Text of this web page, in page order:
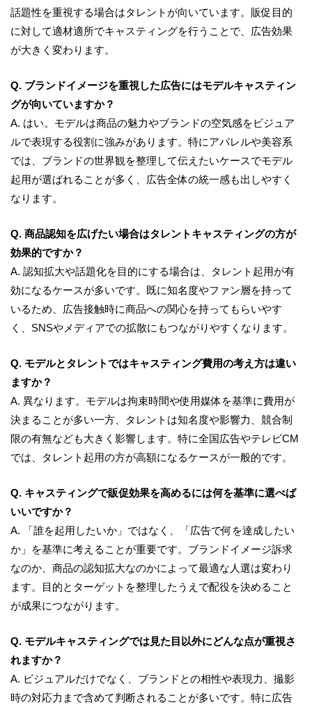
話題性を重視する場合はタレントが向いています。販促目的
に対して適材適所でキャスティングを行うことで、広告効果
が大きく変わります。
Q. ブランドイメージを重視した広告にはモデルキャスティン
グが向いていますか？
A. はい。モデルは商品の魅力やブランドの空気感をビジュア
ルで表現する役割に強みがあります。特にアパレルや美容系
では、ブランドの世界観を整理して伝えたいケースでモデル
起用が選ばれることが多く、広告全体の統一感も出しやすく
なります。
Q. 商品認知を広げたい場合はタレントキャスティングの方が
効果的ですか？
A. 認知拡大や話題化を目的にする場合は、タレント起用が有
効になるケースが多いです。既に知名度やファン層を持って
いるため、広告接触時に商品への関心を持ってもらいやす
く、SNSやメディアでの拡散にもつながりやすくなります。
Q. モデルとタレントではキャスティング費用の考え方は違い
ますか？
A. 異なります。モデルは拘束時間や使用媒体を基準に費用が
決まることが多い一方、タレントは知名度や影響力、競合制
限の有無なども大きく影響します。特に全国広告やテレビCM
では、タレント起用の方が高額になるケースが一般的です。
Q. キャスティングで販促効果を高めるには何を基準に選べば
いいですか？
A. 「誰を起用したいか」ではなく、「広告で何を達成したい
か」を基準に考えることが重要です。ブランドイメージ訴求
なのか、商品の認知拡大なのかによって最適な人選は変わり
ます。目的とターゲットを整理したうえで配役を決めること
が成果につながります。
Q. モデルキャスティングでは見た目以外にどんな点が重視さ
れますか？
A. ビジュアルだけでなく、ブランドとの相性や表現力、撮影
時の対応力まで含めて判断されることが多いです。特に広告